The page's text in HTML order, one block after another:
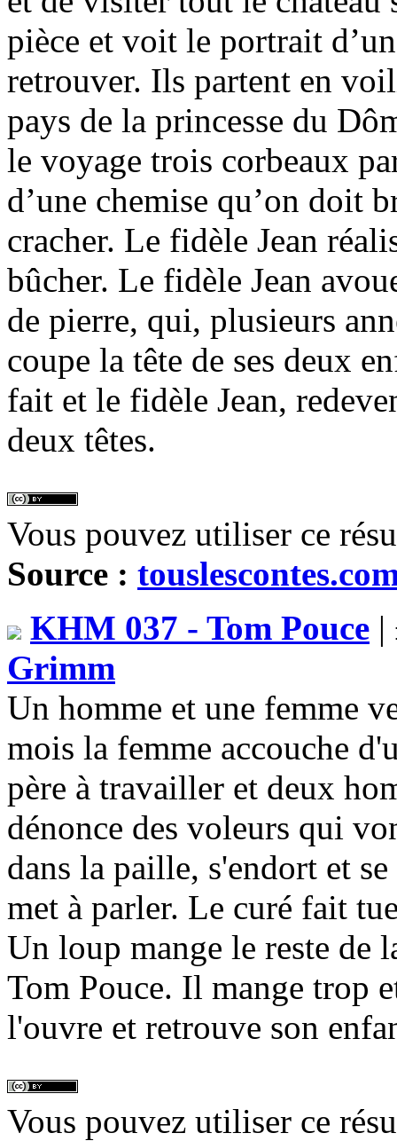
pièce et voit le portrait
retrouver. Ils partent en
pays de la princesse du
le voyage trois corbeaux
d’une chemise qu’on doit
cracher. Le fidèle Jean
bûcher. Le fidèle Jean
de pierre, qui, plusieurs
coupe la tête de ses deux
fait et le fidèle Jean,
deux têtes.
Vous pouvez utiliser ce
Source :
KHM 037 - Tom Pouce |
Grimm
Un homme et une femme
mois la femme accouche
père à travailler et deux
dénonce des voleurs qui
dans la paille, s'endort et
met à parler. Le curé fait
Un loup mange le reste de
Tom Pouce. Il mange trop
l'ouvre et retrouve son
Vous pouvez utiliser ce